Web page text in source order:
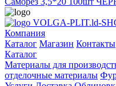
VOLGA-PLIT.ld-
Компания
Каталог Магазин Контакты
Каталог
Материалы для
отделочные материалы